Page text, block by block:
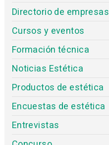
Directorio de empresas
Cursos y eventos
Formación técnica
Noticias Estética
Productos de estética
Encuestas de estética
Entrevistas